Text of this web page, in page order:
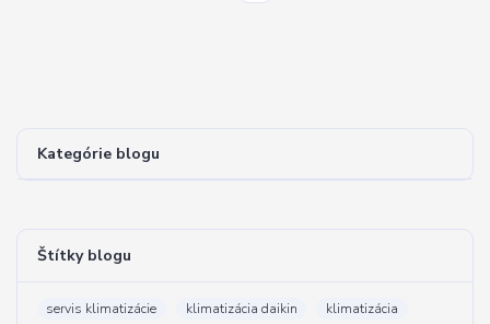
Kategórie blogu
Štítky blogu
servis klimatizácie klimatizácia daikin
klimatizácia